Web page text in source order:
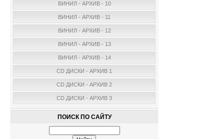
ВИНИЛ - АРХИВ - 10
ВИНИЛ - АРХИВ - 11
ВИНИЛ - АРХИВ - 12
ВИНИЛ - АРХИВ - 13
ВИНИЛ - АРХИВ - 14
CD ДИСКИ - АРХИВ 1
CD ДИСКИ - АРХИВ 2
CD ДИСКИ - АРХИВ 3
ПОИСК ПО САЙТУ